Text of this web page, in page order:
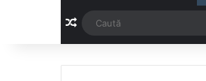
Articol aleatoriu